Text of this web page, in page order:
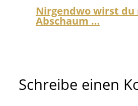
Nirgendwo wirst du
Abschaum …
Schreibe einen